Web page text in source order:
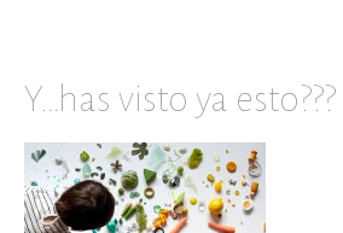
Y…has visto ya esto???